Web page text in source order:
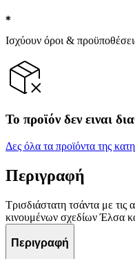
Ισχύουν όροι &
Το προϊόν δεν ειναι
Δες όλα τα προϊόντα της
Περιγραφή
Τρισδιάστατη τσάντα με
κινουμένων σχεδίων Έλσα
Περιγραφή